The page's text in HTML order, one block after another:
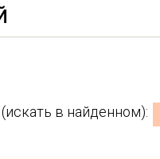
в найденном):